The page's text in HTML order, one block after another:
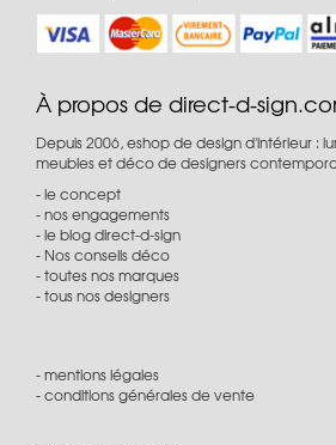
À propos de direct-d-
Depuis 2006, eshop de design d'intérieur :
meubles et déco de designers
le concept
nos engagements
le blog direct-d-sign
Nos conseils déco
toutes nos marques
tous nos designers
mentions légales
conditions générales de vente